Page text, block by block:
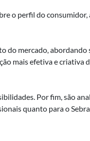
o perfil do consumidor,
do mercado, abordando
mais efetiva e criativa
Por fim, são
quanto para o